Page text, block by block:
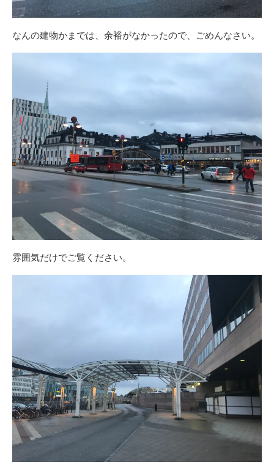
なんの建物かまでは、余裕がなかったので、ごめんなさい。
雰囲気だけでご覧ください。